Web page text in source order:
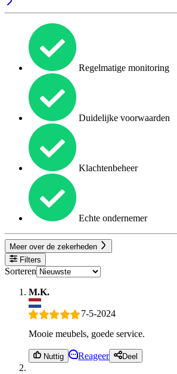
Regelmatige monitoring
Duidelijke voorwaarden
Klachtenbeheer
Echte ondernemer
Meer over de zekerheden
Filters
Sorteren
M.K.
7-5-2024
Mooie meubels, goede service.
Nuttig Reageer Deel